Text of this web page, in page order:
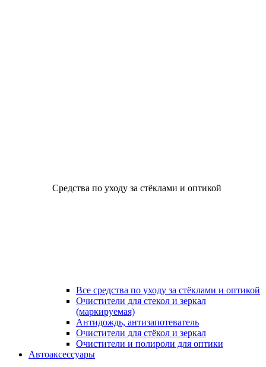
Средства по уходу за стёклами и оптикой
Все средства по уходу за стёклами и оптикой
Очистители для стекол и зеркал
(маркируемая)
Антидождь, антизапотеватель
Очистители для стёкол и зеркал
Очистители и полироли для оптики
Автоаксессуары